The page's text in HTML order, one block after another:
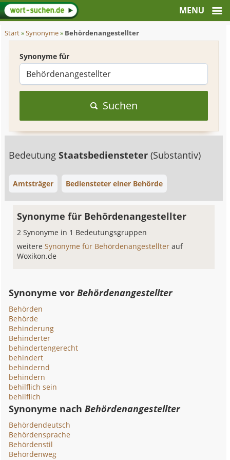
Start»Synonyme» Behördenangestellter
Synonyme für
Suchen
BedeutungStaatsbediensteter(Substantiv)
Amtsträger Bediensteter einer Behörde
Synonyme für Behördenangestellter
2 Synonyme in 1 Bedeutungsgruppen
weitereSynonyme für Behördenangestellterauf
Woxikon.de
Synonyme vorBehördenangestellter
Behörden
Behörde
Behinderung
Behinderter
behindertengerecht
behindert
behindernd
behindern
behilflich sein
behilflich
Synonyme nachBehördenangestellter
Behördendeutsch
Behördensprache
Behördenstil
Behördenweg